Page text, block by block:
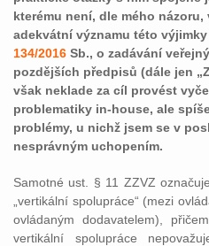
kterému není, dle mého
adekvátní významu této
134/2016 Sb., o zadávání
pozdějších předpisů (dále jen
však neklade za cíl provést
problematiky in-house, ale
problémy, u nichž jsem se v
nesprávným uchopením.
Samotné ust. § 11 ZZVZ
„vertikální spolupráce“ (mezi
ovládaným dodavatelem),
vertikální spolupráce